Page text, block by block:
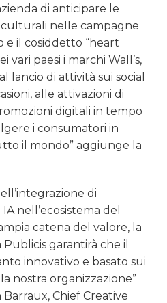
di anticipare le
nelle campagne
e il cosiddetto “heart
vari paesi i marchi Wall’s,
lancio di attività sui social
alle attivazioni di
digitali in tempo
i consumatori in
il mondo” aggiunge la
di
nell’ecosistema del
catena del valore, la
garantirà che il
innovativo e basato sui
nostra organizzazione”
Chief Creative